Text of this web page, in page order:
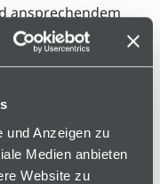
und Anzeigen zu
Medien anbieten
Website zu
ansprechendem